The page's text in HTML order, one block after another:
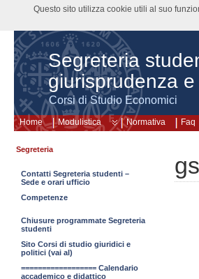
Segreteria
giurisprudenza
Corsi di Studio Economici
Home Modulistica Normativa Faq
Segreteria
Contatti Segreteria studenti –
Sede e orari ufficio
Competenze
Chiusure programmate Segreteria
studenti
Sito Corsi di studio giuridici e
politici (vai al)
================== Calendario
accademico e didattico
Questo sito utilizza cookie utili al suo